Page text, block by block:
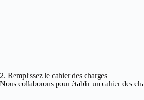
2. Remplissez le cahier des charges
Nous collaborons pour établir un cahier des